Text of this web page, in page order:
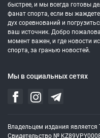
быстрее, и мы всегда готовы
фанат спорта, если вы
дух соревнований и
ваш источник. Добро
момент важен, и где новости
спорта, за гранью новостей.
Мы в социальных сетях
Владельцем издания является
Свидетельство №